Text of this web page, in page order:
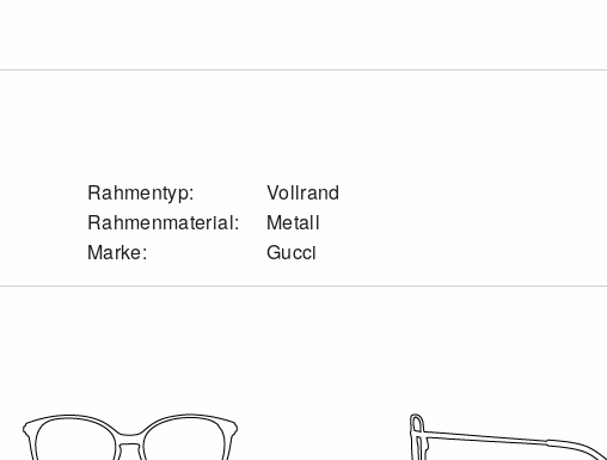
Rahmentyp:
Vollrand
Rahmenmaterial:
Metall
Marke:
Gucci